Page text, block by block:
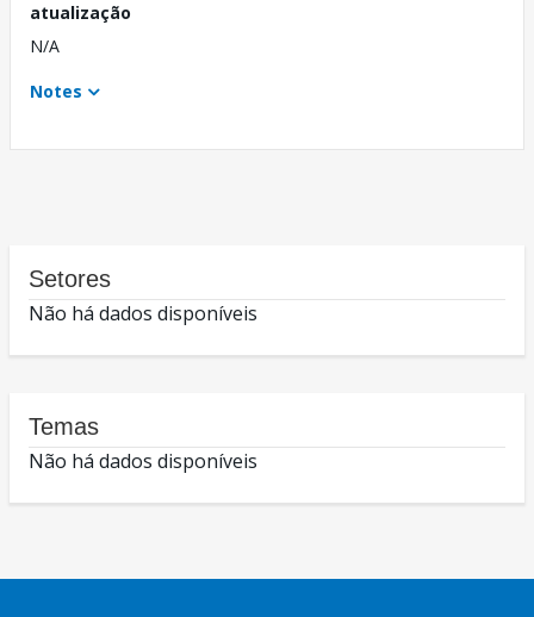
atualização
N/A
Notes
Setores
Não há dados disponíveis
Temas
Não há dados disponíveis